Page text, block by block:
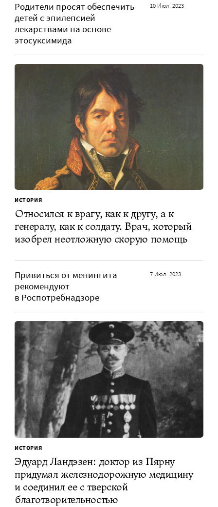
Родители просят обеспечить
детей с эпилепсией
лекарствами на основе
этосуксимида
10 Июл. 2023
ИСТОРИЯ
Относился к врагу, как к другу, а к
генералу, как к солдату. Врач, который
изобрел неотложную скорую помощь
Привиться от менингита
рекомендуют
в Роспотребнадзоре
7 Июл. 2023
ИСТОРИЯ
Эдуард Ландэзен: доктор из Пярну
придумал железнодорожную медицину
и соединил ее с тверской
благотворительностью